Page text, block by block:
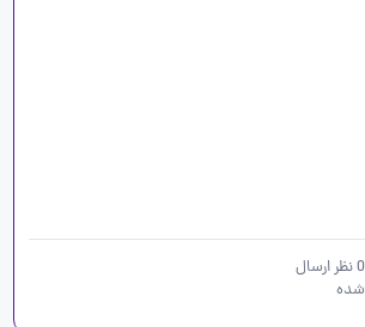
0نظر ارسال
شده